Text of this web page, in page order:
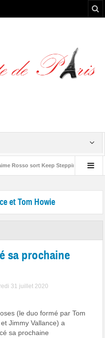
Rosso sort Keep Stepping, son
et Tom Howie
sa prochaine
31 juillet 2020
(le duo formé par Tom
Jimmy Vallance) a
sa prochaine